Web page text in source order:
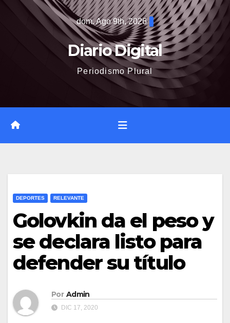
dom. Ago 9th, 2026
Diario Digital
Periodismo Plural
DEPORTES RELEVANTE
Golovkin da el peso y
se declara listo para
defender su título
Por Admin
DIC 17, 2020